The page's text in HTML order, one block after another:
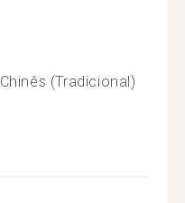
Chinês (Tradicional)